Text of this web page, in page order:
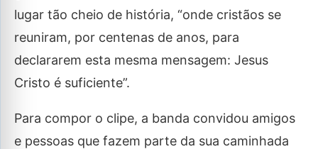
lugar tão cheio de história, “onde cristãos se
reuniram, por centenas de anos, para
declararem esta mesma mensagem: Jesus
Cristo é suficiente”.
Para compor o clipe, a banda convidou amigos
e pessoas que fazem parte da sua caminhada